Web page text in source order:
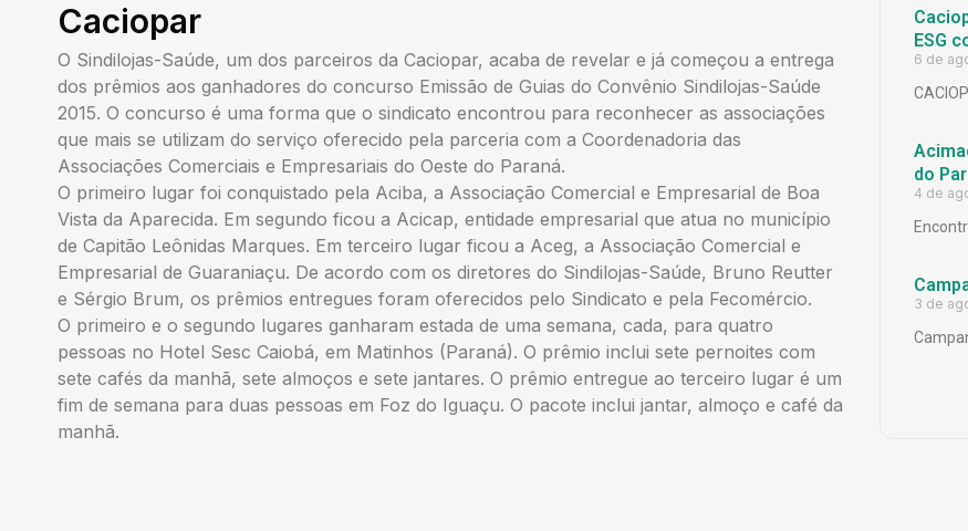
Caciopar
O Sindilojas-Saúde, um dos parceiros da Caciopar, acaba de revelar e já começou a entrega
dos prêmios aos ganhadores do concurso Emissão de Guias do Convênio Sindilojas-Saúde
2015. O concurso é uma forma que o sindicato encontrou para reconhecer as associações
que mais se utilizam do serviço oferecido pela parceria com a Coordenadoria das
Associações Comerciais e Empresariais do Oeste do Paraná.
O primeiro lugar foi conquistado pela Aciba, a Associação Comercial e Empresarial de Boa
Vista da Aparecida. Em segundo ficou a Acicap, entidade empresarial que atua no município
de Capitão Leônidas Marques. Em terceiro lugar ficou a Aceg, a Associação Comercial e
Empresarial de Guaraniaçu. De acordo com os diretores do Sindilojas-Saúde, Bruno Reutter
e Sérgio Brum, os prêmios entregues foram oferecidos pelo Sindicato e pela Fecomércio.
O primeiro e o segundo lugares ganharam estada de uma semana, cada, para quatro
pessoas no Hotel Sesc Caiobá, em Matinhos (Paraná). O prêmio inclui sete pernoites com
sete cafés da manhã, sete almoços e sete jantares. O prêmio entregue ao terceiro lugar é um
fim de semana para duas pessoas em Foz do Iguaçu. O pacote inclui jantar, almoço e café da
manhã.
ESG
6 de
do
4 de
3 de